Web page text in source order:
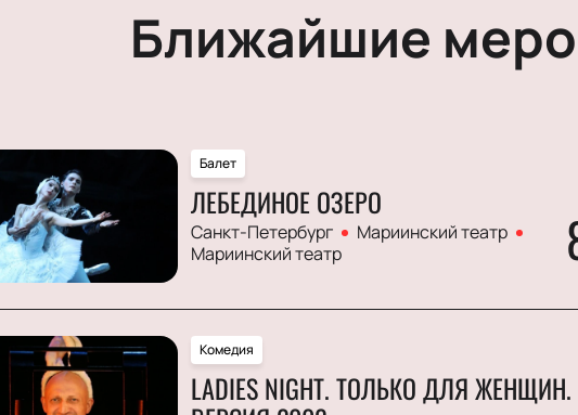
Ближайшие
Балет
ЛЕБЕДИНОЕ ОЗЕРО
Санкт-Петербург
Мариинский театр
Мариинский театр
Комедия
LADIES NIGHT. ТОЛЬКО ДЛЯ ЖЕНЩИН.